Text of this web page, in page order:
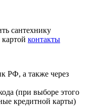
сантехнику
контакты
РФ, а также через
(при выборе этого
кредитной карты)